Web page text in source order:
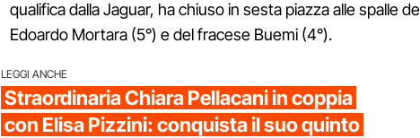
qualifica dalla Jaguar, ha chiuso in sesta piazza alle spalle
Edoardo Mortara (5°) e del fracese Buemi (4°).
LEGGI ANCHE
Straordinaria Chiara Pellacani in coppia
con Elisa Pizzini: conquista il suo quinto